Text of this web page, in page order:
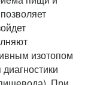
изотопом